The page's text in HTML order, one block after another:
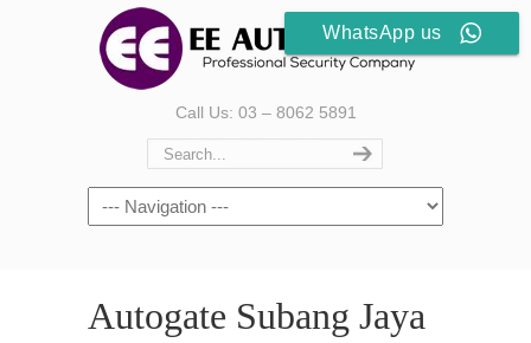
Call Us: 03 – 8062 5891
Autogate Subang Jaya
WhatsApp us